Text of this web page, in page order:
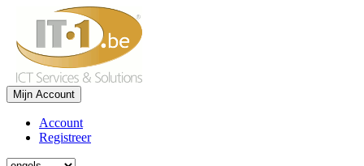
Mijn Account
Account
Registreer